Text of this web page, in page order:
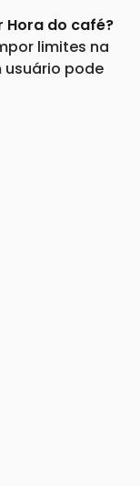
Hora do café?
limites na
usuário pode